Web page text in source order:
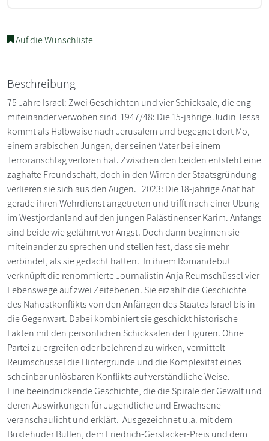
Auf die Wunschliste
Beschreibung
75 Jahre Israel: Zwei Geschichten und vier Schicksale, die eng
miteinander verwoben sind 1947/48: Die 15-jährige Jüdin Tessa
kommt als Halbwaise nach Jerusalem und begegnet dort Mo,
einem arabischen Jungen, der seinen Vater bei einem
Terroranschlag verloren hat. Zwischen den beiden entsteht eine
zaghafte Freundschaft, doch in den Wirren der Staatsgründung
verlieren sie sich aus den Augen. 2023: Die 18-jährige Anat hat
gerade ihren Wehrdienst angetreten und trifft nach einer Übung
im Westjordanland auf den jungen Palästinenser Karim. Anfangs
sind beide wie gelähmt vor Angst. Doch dann beginnen sie
miteinander zu sprechen und stellen fest, dass sie mehr
verbindet, als sie gedacht hätten. In ihrem Romandebüt
verknüpft die renommierte Journalistin Anja Reumschüssel vier
Lebenswege auf zwei Zeitebenen. Sie erzählt die Geschichte
des Nahostkonflikts von den Anfängen des Staates Israel bis in
die Gegenwart. Dabei kombiniert sie geschickt historische
Fakten mit den persönlichen Schicksalen der Figuren. Ohne
Partei zu ergreifen oder belehrend zu wirken, vermittelt
Reumschüssel die Hintergründe und die Komplexität eines
scheinbar unlösbaren Konflikts auf verständliche Weise.
Eine beeindruckende Geschichte, die die Spirale der Gewalt und
deren Auswirkungen für Jugendliche und Erwachsene
veranschaulicht und erklärt. Ausgezeichnet u.a. mit dem
Buxtehuder Bullen, dem Friedrich-Gerstäcker-Preis und dem